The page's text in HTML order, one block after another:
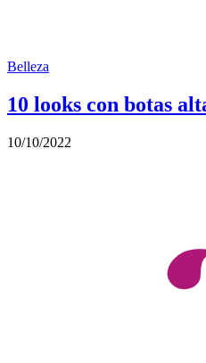
Belleza
10 looks con botas
10/10/2022